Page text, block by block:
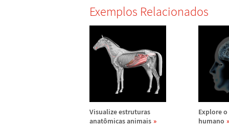
Exemplos Relacionados
Visualize estruturas
anatômicas animais
Explore
humano